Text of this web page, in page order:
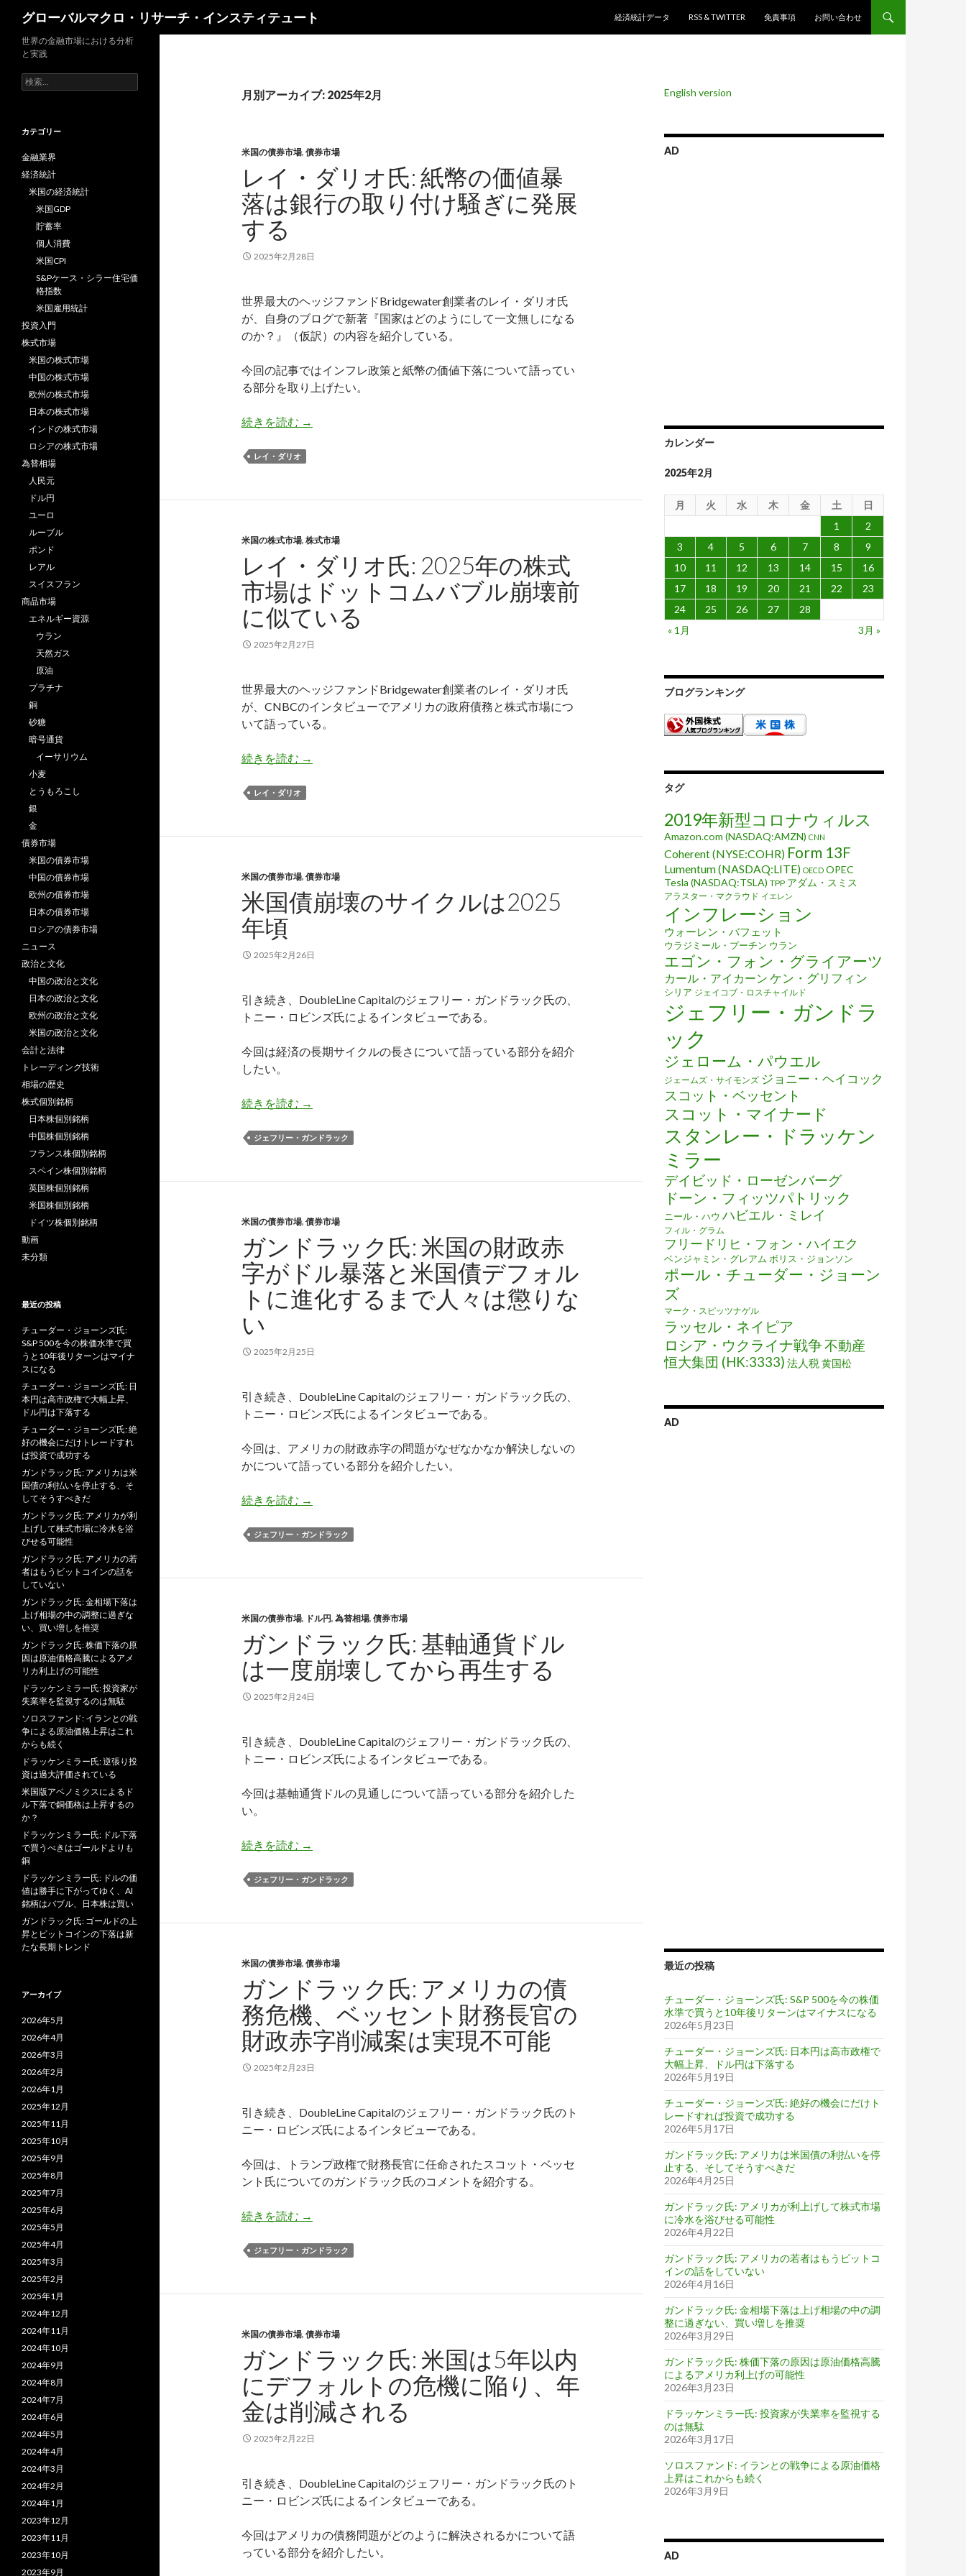
グローバルマクロ・リサーチ・インスティテュート
経済統計データ
RSS & TWITTER 免責事項 お問い合わせ
月別アーカイブ: 2025年2月
米国の債券市場, 債券市場
レイ・ダリオ氏: 紙幣の価値暴
落は銀行の取り付け騒ぎに発展
する
2025年2月28日
世界最大のヘッジファンドBridgewater創業者のレイ・ダリオ氏
が、自身のブログで新著『国家はどのようにして一文無しになる
のか？』（仮訳）の内容を紹介している。
今回の記事ではインフレ政策と紙幣の価値下落について語ってい
る部分を取り上げたい。
続きを読む レイ・ダリオ氏: 紙幣の価値暴落は銀行の取り付け騒ぎに発展する
→
レイ・ダリオ
米国の株式市場, 株式市場
レイ・ダリオ氏: 2025年の株式
市場はドットコムバブル崩壊前
に似ている
2025年2月27日
世界最大のヘッジファンドBridgewater創業者のレイ・ダリオ氏
が、CNBCのインタビューでアメリカの政府債務と株式市場につ
いて語っている。
続きを読む レイ・ダリオ氏: 2025年の株式市場はドットコムバブル崩壊前に似ている
→
レイ・ダリオ
米国の債券市場, 債券市場
米国債崩壊のサイクルは2025
年頃
2025年2月26日
引き続き、DoubleLine Capitalのジェフリー・ガンドラック氏の、
トニー・ロビンズ氏によるインタビューである。
今回は経済の長期サイクルの長さについて語っている部分を紹介
したい。
続きを読む 米国債崩壊のサイクルは2025年頃
→
ジェフリー・ガンドラック
米国の債券市場, 債券市場
ガンドラック氏: 米国の財政赤
字がドル暴落と米国債デフォル
トに進化するまで人々は懲りな
い
2025年2月25日
引き続き、DoubleLine Capitalのジェフリー・ガンドラック氏の、
トニー・ロビンズ氏によるインタビューである。
今回は、アメリカの財政赤字の問題がなぜなかなか解決しないの
かについて語っている部分を紹介したい。
続きを読む ガンドラック氏: 米国の財政赤字がドル暴落と米国債デフォルトに進化するまで人々は懲りない
→
ジェフリー・ガンドラック
米国の債券市場, ドル円, 為替相場, 債券市場
ガンドラック氏: 基軸通貨ドル
は一度崩壊してから再生する
2025年2月24日
引き続き、DoubleLine Capitalのジェフリー・ガンドラック氏の、
トニー・ロビンズ氏によるインタビューである。
今回は基軸通貨ドルの見通しについて語っている部分を紹介した
い。
続きを読む ガンドラック氏: 基軸通貨ドルは一度崩壊してから再生する
→
ジェフリー・ガンドラック
米国の債券市場, 債券市場
ガンドラック氏: アメリカの債
務危機、ベッセント財務長官の
財政赤字削減案は実現不可能
2025年2月23日
引き続き、DoubleLine Capitalのジェフリー・ガンドラック氏のト
ニー・ロビンズ氏によるインタビューである。
今回は、トランプ政権で財務長官に任命されたスコット・ベッセ
ント氏についてのガンドラック氏のコメントを紹介する。
続きを読む ガンドラック氏: アメリカの債務危機、ベッセント財務長官の財政赤字削減案は実現不可能
→
ジェフリー・ガンドラック
米国の債券市場, 債券市場
ガンドラック氏: 米国は5年以内
にデフォルトの危機に陥り、年
金は削減される
2025年2月22日
引き続き、DoubleLine Capitalのジェフリー・ガンドラック氏のト
ニー・ロビンズ氏によるインタビューである。
今回はアメリカの債務問題がどのように解決されるかについて語
っている部分を紹介したい。
English version
AD
カレンダー
2025年2月
月 火 水 木 金 土
日
1
2
3
4 5 6 7 8
9
10
11 12 13 14 15
16
17
18 19 20 21 22
23
24
25 26 27
28
« 1月
3月 »
ブログランキング
タグ
2019年新型コロナウィルス
Amazon.com (NASDAQ:AMZN) CNN
Coherent (NYSE:COHR) Form 13F
Lumentum (NASDAQ:LITE) OECD OPEC
Tesla (NASDAQ:TSLA) TPP アダム・スミス
アラスター・マクラウド イエレン
インフレーション
ウォーレン・バフェット
ウラジミール・プーチン ウラン
エゴン・フォン・グライアーツ
カール・アイカーン ケン・グリフィン
シリア ジェイコブ・ロスチャイルド
ジェフリー・ガンドラ
ック
ジェローム・パウエル
ジェームズ・サイモンズ ジョニー・ヘイコック
スコット・ベッセント
スコット・マイナード
スタンレー・ドラッケン
ミラー
デイビッド・ローゼンバーグ
ドーン・フィッツパトリック
ニール・ハウ ハビエル・ミレイ
フィル・グラム
フリードリヒ・フォン・ハイエク
ベンジャミン・グレアム ボリス・ジョンソン
ポール・チューダー・ジョーン
ズ
マーク・スピッツナゲル
ラッセル・ネイピア
ロシア・ウクライナ戦争不動産
恒大集団 (HK:3333) 法人税黄国松
AD
最近の投稿
チューダー・ジョーンズ氏: S&P 500を今の株価
水準で買うと10年後リターンはマイナスになる
2026年5月23日
チューダー・ジョーンズ氏: 日本円は高市政権で
大幅上昇、ドル円は下落する
2026年5月19日
チューダー・ジョーンズ氏: 絶好の機会にだけト
レードすれば投資で成功する
2026年5月17日
ガンドラック氏: アメリカは米国債の利払いを停
止する、そしてそうすべきだ
2026年4月25日
ガンドラック氏: アメリカが利上げして株式市場
に冷水を浴びせる可能性
2026年4月22日
ガンドラック氏: アメリカの若者はもうビットコ
インの話をしていない
2026年4月16日
ガンドラック氏: 金相場下落は上げ相場の中の調
整に過ぎない、買い増しを推奨
2026年3月29日
ガンドラック氏: 株価下落の原因は原油価格高騰
によるアメリカ利上げの可能性
2026年3月23日
ドラッケンミラー氏: 投資家が失業率を監視する
のは無駄
2026年3月17日
ソロスファンド: イランとの戦争による原油価格
上昇はこれからも続く
2026年3月9日
AD
世界の金融市場における分析
と実践
検
索:
カテゴリー
金融業界
経済統計
米国の経済統計
米国GDP
貯蓄率
個人消費
米国CPI
S&Pケース・シラー住宅価
格指数
米国雇用統計
投資入門
株式市場
米国の株式市場
中国の株式市場
欧州の株式市場
日本の株式市場
インドの株式市場
ロシアの株式市場
為替相場
人民元
ドル円
ユーロ
ルーブル
ポンド
レアル
スイスフラン
商品市場
エネルギー資源
ウラン
天然ガス
原油
プラチナ
銅
砂糖
暗号通貨
イーサリウム
小麦
とうもろこし
銀
金
債券市場
米国の債券市場
中国の債券市場
欧州の債券市場
日本の債券市場
ロシアの債券市場
ニュース
政治と文化
中国の政治と文化
日本の政治と文化
欧州の政治と文化
米国の政治と文化
会計と法律
トレーディング技術
相場の歴史
株式個別銘柄
日本株個別銘柄
中国株個別銘柄
フランス株個別銘柄
スペイン株個別銘柄
英国株個別銘柄
米国株個別銘柄
ドイツ株個別銘柄
動画
未分類
最近の投稿
チューダー・ジョーンズ氏:
S&P 500を今の株価水準で買
うと10年後リターンはマイナ
スになる
チューダー・ジョーンズ氏: 日
本円は高市政権で大幅上昇、
ドル円は下落する
チューダー・ジョーンズ氏: 絶
好の機会にだけトレードすれ
ば投資で成功する
ガンドラック氏: アメリカは米
国債の利払いを停止する、そ
してそうすべきだ
ガンドラック氏: アメリカが利
上げして株式市場に冷水を浴
びせる可能性
ガンドラック氏: アメリカの若
者はもうビットコインの話を
していない
ガンドラック氏: 金相場下落は
上げ相場の中の調整に過ぎな
い、買い増しを推奨
ガンドラック氏: 株価下落の原
因は原油価格高騰によるアメ
リカ利上げの可能性
ドラッケンミラー氏: 投資家が
失業率を監視するのは無駄
ソロスファンド: イランとの戦
争による原油価格上昇はこれ
からも続く
ドラッケンミラー氏: 逆張り投
資は過大評価されている
米国版アベノミクスによるド
ル下落で銅価格は上昇するの
か？
ドラッケンミラー氏: ドル下落
で買うべきはゴールドよりも
銅
ドラッケンミラー氏: ドルの価
値は勝手に下がってゆく、AI
銘柄はバブル、日本株は買い
ガンドラック氏: ゴールドの上
昇とビットコインの下落は新
たな長期トレンド
アーカイブ
2026年5月
2026年4月
2026年3月
2026年2月
2026年1月
2025年12月
2025年11月
2025年10月
2025年9月
2025年8月
2025年7月
2025年6月
2025年5月
2025年4月
2025年3月
2025年2月
2025年1月
2024年12月
2024年11月
2024年10月
2024年9月
2024年8月
2024年7月
2024年6月
2024年5月
2024年4月
2024年3月
2024年2月
2024年1月
2023年12月
2023年11月
2023年10月
2023年9月